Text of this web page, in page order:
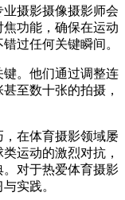
摄影摄像摄影师会
功能，确保在运动
过任何关键瞬间。
。他们通过调整连
至数十张的拍摄，
在体育摄影领域屡
运动的激烈对抗，
对于热爱体育摄影
实践。